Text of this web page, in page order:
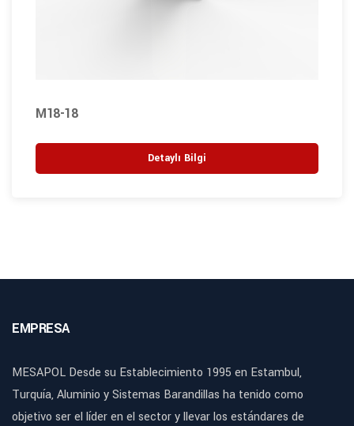
M18-18
Detaylı Bilgi
EMPRESA
MESAPOL Desde su Establecimiento 1995 en Estambul,
Turquía, Aluminio y Sistemas Barandillas ha tenido como
objetivo ser el líder en el sector y llevar los estándares de